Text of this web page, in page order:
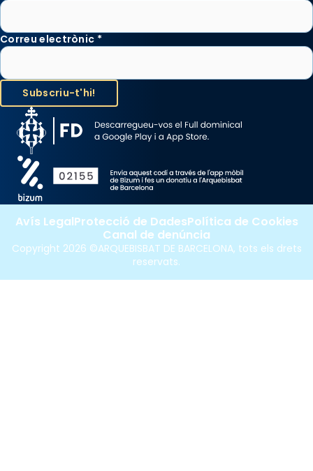
Correu electrònic *
Copyright 2026 ©ARQUEBISBAT DE BARCELONA, tots els drets
reservats.
Avís LegalProtecció de DadesPolítica de Cookies
Canal de denúncia